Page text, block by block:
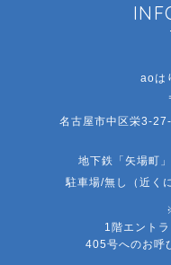
aoは
名古屋市中区栄3-
地下鉄「矢場町
駐車場/無し（近く
1階エント
405号へのお呼